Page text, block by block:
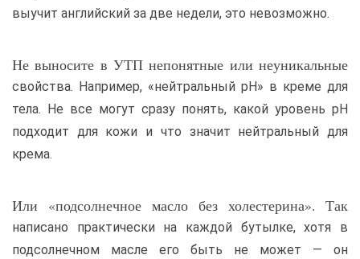
выучит английский за две недели, это невозможно.
Не выносите в УТП непонятные или неуникальные
свойства. Например, «нейтральный pH» в креме для
тела. Не все могут сразу понять, какой уровень pH
подходит для кожи и что значит нейтральный для
крема.
Или «подсолнечное масло без холестерина». Так
написано практически на каждой бутылке, хотя в
подсолнечном масле его быть не может — он